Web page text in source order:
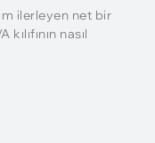
ilerleyen net bir
nasıl